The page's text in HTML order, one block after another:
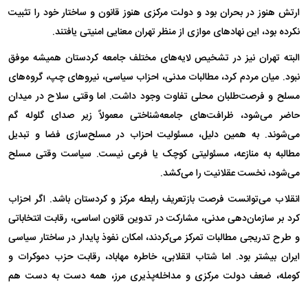
ارتش هنوز در بحران بود و دولت مرکزی هنوز قانون و ساختار خود را تثبیت
نکرده بود، این نهاد‌های موازی از منظر تهران معنایی امنیتی یافتند.
البته تهران نیز در تشخیص لایه‌های مختلف جامعه کردستان همیشه موفق
نبود. میان مردم کرد، مطالبات مدنی، احزاب سیاسی، نیرو‌های چپ، گروه‌های
مسلح و فرصت‌طلبان محلی تفاوت وجود داشت. اما وقتی سلاح در میدان
حاضر می‌شود، ظرافت‌های جامعه‌شناختی معمولاً زیر صدای گلوله گم
می‌شوند. به همین دلیل، مسئولیت احزاب در مسلح‌سازی فضا و تبدیل
مطالبه به منازعه، مسئولیتی کوچک یا فرعی نیست. سیاست وقتی مسلح
می‌شود، نخست عقلانیت را می‌کشد.
انقلاب می‌توانست فرصت بازتعریف رابطه مرکز و کردستان باشد. اگر احزاب
کرد بر سازمان‌دهی مدنی، مشارکت در تدوین قانون اساسی، رقابت انتخاباتی
و طرح تدریجی مطالبات تمرکز می‌کردند، امکان نفوذ پایدار در ساختار سیاسی
ایران بیشتر بود. اما شتاب انقلابی، خاطره مهاباد، رقابت حزب دموکرات و
کومله، ضعف دولت مرکزی و مداخله‌پذیری مرز، همه دست به دست هم